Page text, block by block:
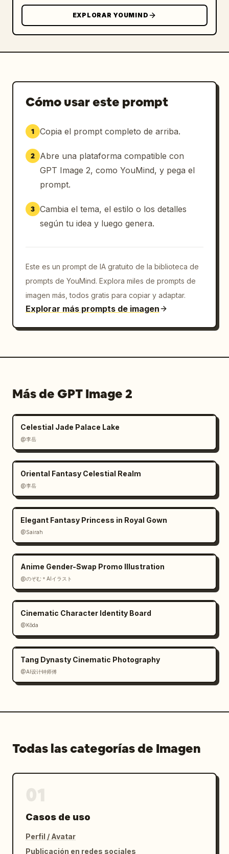
EXPLORAR YOUMIND
Cómo usar este prompt
1 Copia el prompt completo de arriba.
2
Abre una plataforma compatible con
GPT Image 2, como YouMind, y pega el
prompt.
3 Cambia el tema, el estilo o los detalles
según tu idea y luego genera.
Este es un prompt de IA gratuito de la biblioteca de
prompts de YouMind. Explora miles de prompts de
imagen más, todos gratis para copiar y adaptar.
Explorar más prompts de imagen
Más de GPT Image 2
Celestial Jade Palace Lake
@李岳
Oriental Fantasy Celestial Realm
@李岳
Elegant Fantasy Princess in Royal Gown
@Sairah
Anime Gender-Swap Promo Illustration
@のぞむ＊AIイラスト
Cinematic Character Identity Board
@Kōda
Tang Dynasty Cinematic Photography
@AI设计钟师傅
Todas las categorías de Imagen
Casos de uso
Perfil / Avatar
Publicación en redes sociales